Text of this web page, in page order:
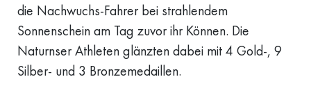
die Nachwuchs-Fahrer bei strahlendem
Sonnenschein am Tag zuvor ihr Können. Die
Naturnser Athleten glänzten dabei mit 4 Gold-, 9
Silber- und 3 Bronzemedaillen.